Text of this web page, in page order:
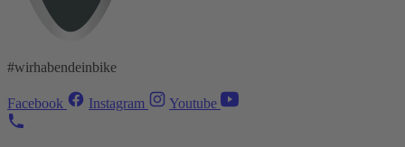
#wirhabendeinbike
Facebook Instagram Youtube